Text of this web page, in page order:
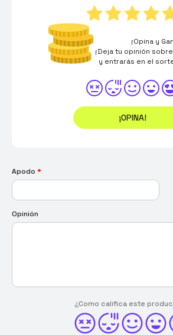
¡Opina y
¡Deja tu opinión
y entrarás en el
¡OPINA!
Apodo *
Opinión
¿Como califica este